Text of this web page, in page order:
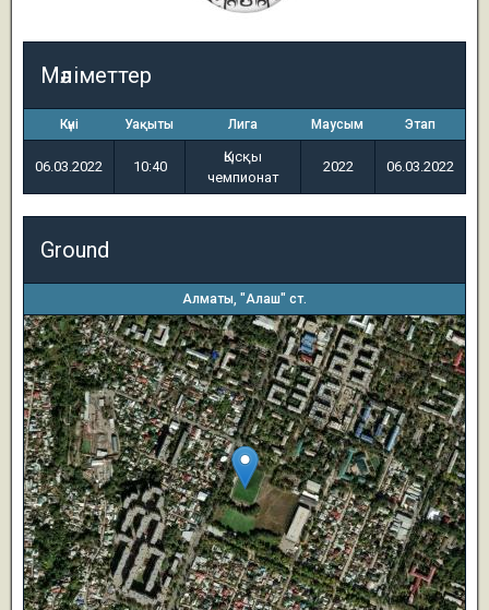
Мәліметтер
Күні Уақыты Лига Маусым Этап
06.03.2022 10:40
Қысқы
чемпионат
2022 06.03.2022
Ground
Алматы, "Алаш" ст.